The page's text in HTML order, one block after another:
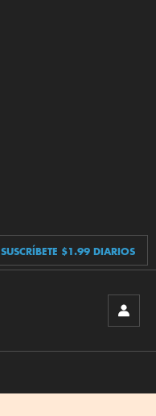
SUSCRÍBETE $1.99 DIARIOS